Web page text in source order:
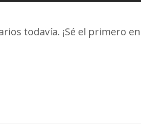
todavía. ¡Sé el primero